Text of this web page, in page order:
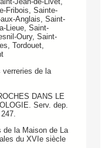
Fribois, Sainte-
Anglais, Saint-
Lieue, Saint-
Oury, Saint-
Tordouet,
verreries de la
DANS LE
Serv. dep.
de la Maison de La
du XVIe siècle